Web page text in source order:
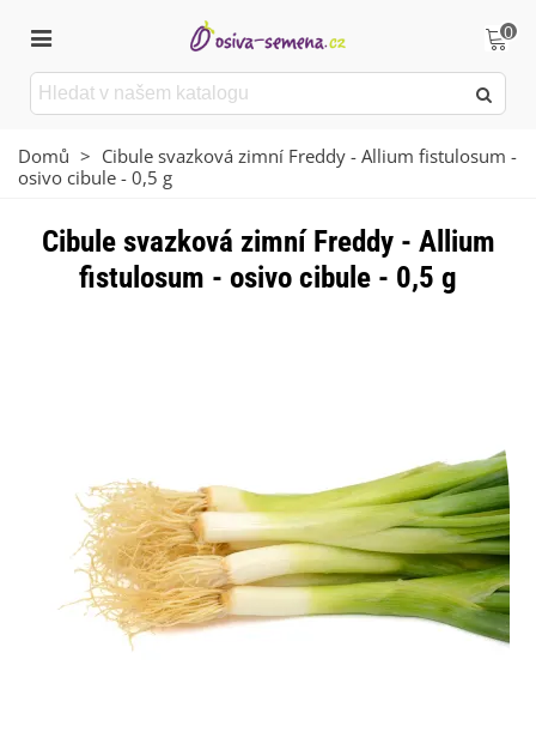
0
Domů > Cibule svazková zimní Freddy - Allium fistulosum -
osivo cibule - 0,5 g
Cibule svazková zimní Freddy - Allium
fistulosum - osivo cibule - 0,5 g